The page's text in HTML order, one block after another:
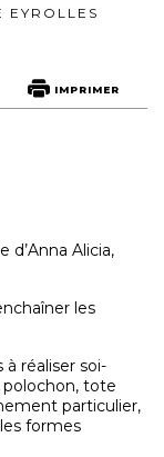
IMPRIMER
d’Anna Alicia,
les
réaliser soi-
polochon, tote
particulier,
formes